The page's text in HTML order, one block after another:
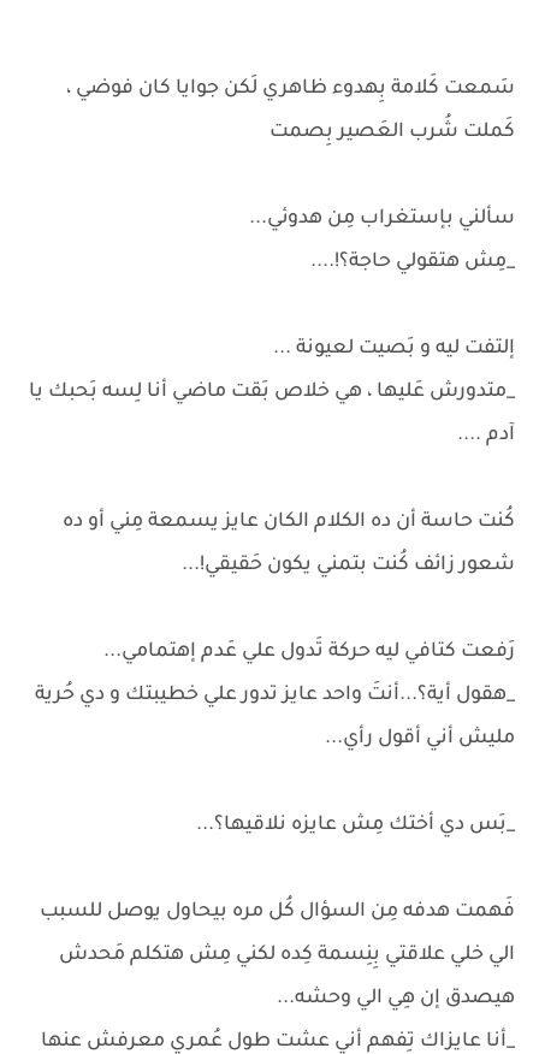
سَمعت كَلامة بِهدوء ظاهري لَكن جوايا كان فوضي ،
كَملت شُرب العَصير بِصمت
سألني بإستغراب مِن هدوئي...
_مِش هتقولي حاجة؟!....
إلتفت ليه و بَصيت لعيونة ...
_متدورش عَليها ، هي خلاص بَقت ماضي أنا لِسه بَحبك يا
آدم ....
كُنت حاسة أن ده الكلام الكان عايز يسمعة مِني أو ده
شعور زائف كُنت بتمني يكون حَقيقي!...
رَفعت كتافي ليه حركة تَدول علي عَدم إهتمامي...
_هقول أية؟...أنتَ واحد عايز تدور علي خطيبتك و دي حُرية
مليش أني أقول رأي...
_بَس دي أختك مِش عايزه نلاقيها؟...
فَهمت هدفه مِن السؤال كُل مره بيحاول يوصل للسبب
الي خلي علاقتي بِنِسمة كِده لكني مِش هتكلم مَحدش
هيصدق إن هِي الي وحشه...
_أنا عايزاك تِفهم أني عشت طول عُمري معرفش عنها